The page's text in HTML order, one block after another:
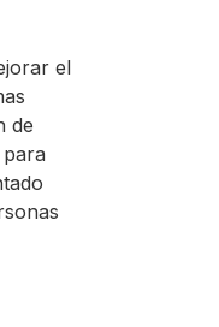
el
de